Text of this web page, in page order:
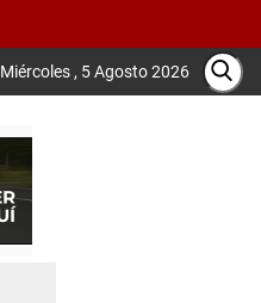
Miércoles , 5 Agosto 2026